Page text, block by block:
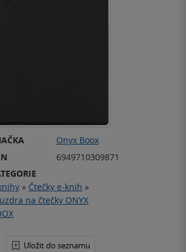
Onyx Boox
6949710309871
» Čtečky e-knih »
na čtečky ONYX
Uložit do seznamu